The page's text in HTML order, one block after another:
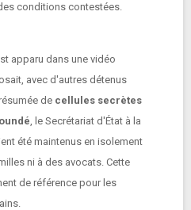
conditions contestées.
apparu dans une vidéo
avec d'autres détenus
de cellules secrètes
, le Secrétariat d'État à la
été maintenus en isolement
ni à des avocats. Cette
de référence pour les